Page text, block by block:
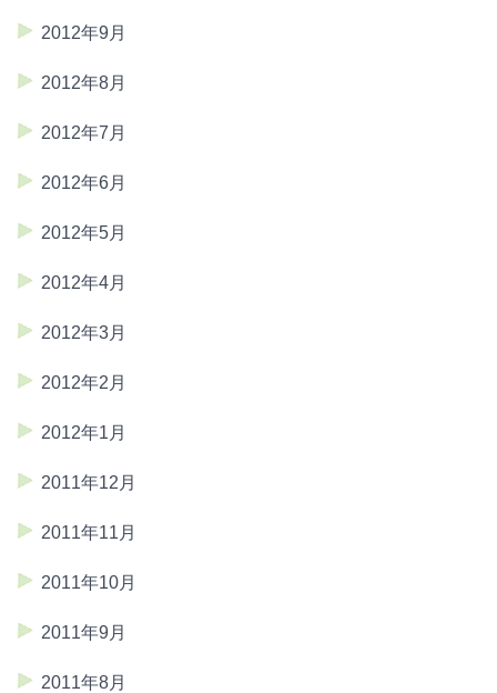
2012年9月
2012年8月
2012年7月
2012年6月
2012年5月
2012年4月
2012年3月
2012年2月
2012年1月
2011年12月
2011年11月
2011年10月
2011年9月
2011年8月